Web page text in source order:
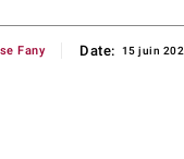
Fany Date: 15 juin